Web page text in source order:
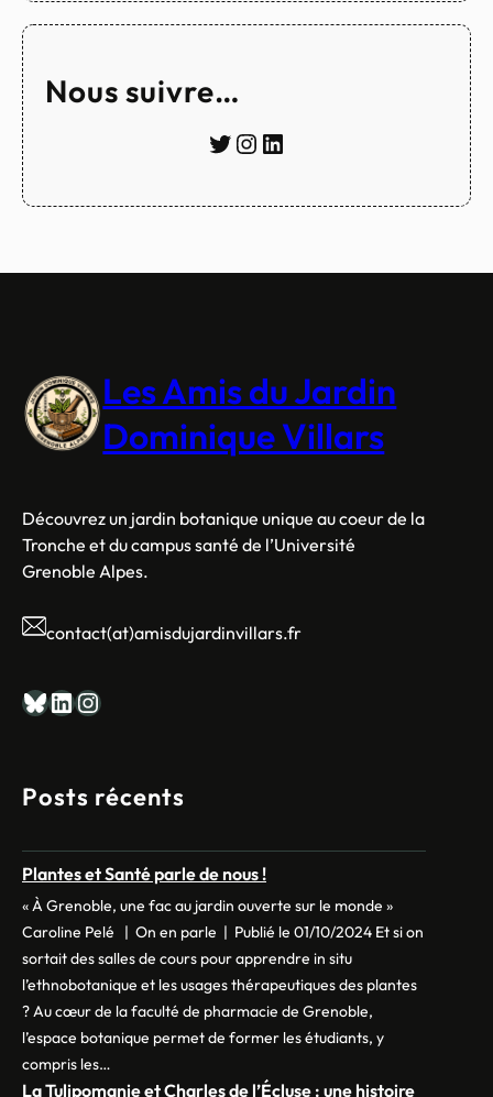
Nous suivre…
Twitter Instagram LinkedIn
Les Amis du Jardin
Dominique Villars
Découvrez un jardin botanique unique au coeur de la
Tronche et du campus santé de l’Université
Grenoble Alpes.
contact(at)amisdujardinvillars.fr
Bluesky LinkedIn Instagram
Posts récents
Plantes et Santé parle de nous !
« À Grenoble, une fac au jardin ouverte sur le monde »
Caroline Pelé | On en parle | Publié le 01/10/2024 Et si on
sortait des salles de cours pour apprendre in situ
l’ethnobotanique et les usages thérapeutiques des plantes
? Au cœur de la faculté de pharmacie de Grenoble,
l’espace botanique permet de former les étudiants, y
compris les…
La Tulipomanie et Charles de l’Écluse : une histoire